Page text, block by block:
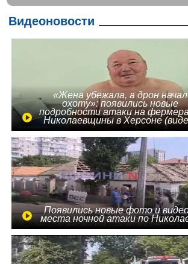
Видеоновости
«Жена убежала, а дрон начал
охоту»: появились новые
подробности атаки на
Николаевщины в Херсоне
Появились новые фото и
места ночной атаки по